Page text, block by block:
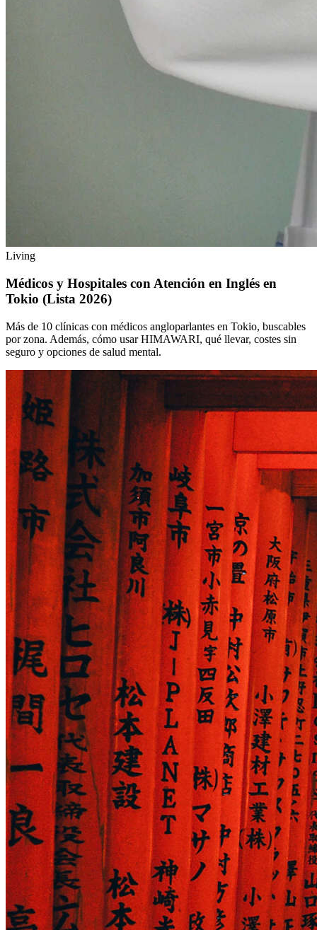
Living
Médicos y Hospitales con Atención en Inglés en
Tokio (Lista 2026)
Más de 10 clínicas con médicos angloparlantes en Tokio, buscables
por zona. Además, cómo usar HIMAWARI, qué llevar, costes sin
seguro y opciones de salud mental.